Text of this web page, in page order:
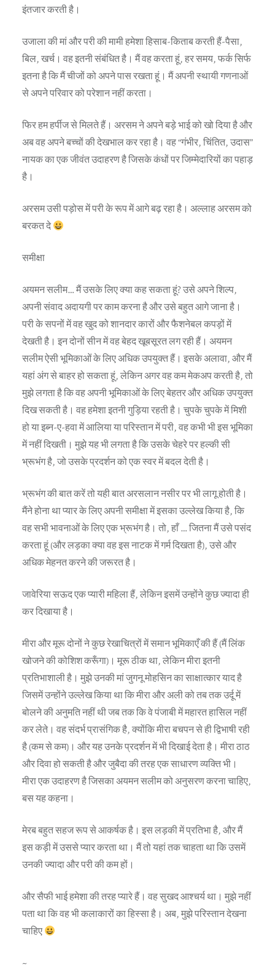
इंतजार करती है।
उजाला की मां और परी की मामी हमेशा हिसाब-किताब करती हैं-पैसा,
बिल, खर्च। वह इतनी संबंधित है। मैं वह करता हूं, हर समय, फर्क सिर्फ
इतना है कि मैं चीजों को अपने पास रखता हूं। मैं अपनी स्थायी गणनाओं
से अपने परिवार को परेशान नहीं करता।
फिर हम हर्पीज से मिलते हैं। अरसम ने अपने बड़े भाई को खो दिया है और
अब वह अपने बच्चों की देखभाल कर रहा है। वह “गंभीर, चिंतित, उदास”
नायक का एक जीवंत उदाहरण है जिसके कंधों पर जिम्मेदारियों का पहाड़
है।
अरसम उसी पड़ोस में परी के रूप में आगे बढ़ रहा है। अल्लाह अरसम को
बरकत दे
समीक्षा
अयमन सलीम… मैं उसके लिए क्या कह सकता हूं? उसे अपने शिल्प,
अपनी संवाद अदायगी पर काम करना है और उसे बहुत आगे जाना है।
परी के सपनों में वह खुद को शानदार कारों और फैशनेबल कपड़ों में
देखती है। इन दोनों सीन में वह बेहद खूबसूरत लग रही हैं। अयमन
सलीम ऐसी भूमिकाओं के लिए अधिक उपयुक्त हैं। इसके अलावा, और मैं
यहां अंग से बाहर हो सकता हूं, लेकिन अगर वह कम मेकअप करती है, तो
मुझे लगता है कि वह अपनी भूमिकाओं के लिए बेहतर और अधिक उपयुक्त
दिख सकती है। वह हमेशा इतनी गुड़िया रहती है। चुपके चुपके में मिशी
हो या इब्न-ए-हवा में आलिया या परिस्तान में परी, वह कभी भी इस भूमिका
में नहीं दिखती। मुझे यह भी लगता है कि उसके चेहरे पर हल्की सी
भ्रूभंग है, जो उसके प्रदर्शन को एक स्वर में बदल देती है।
भ्रूभंग की बात करें तो यही बात अरसलान नसीर पर भी लागू होती है।
मैंने होना था प्यार के लिए अपनी समीक्षा में इसका उल्लेख किया है, कि
वह सभी भावनाओं के लिए एक भ्रूभंग है। तो, हाँ … जितना मैं उसे पसंद
करता हूं (और लड़का क्या वह इस नाटक में गर्म दिखता है), उसे और
अधिक मेहनत करने की जरूरत है।
जावेरिया सऊद एक प्यारी महिला हैं, लेकिन इसमें उन्होंने कुछ ज्यादा ही
कर दिखाया है।
मीरा और मूरू दोनों ने कुछ रेखाचित्रों में समान भूमिकाएँ की हैं (मैं लिंक
खोजने की कोशिश करूँगा)। मूरू ठीक था, लेकिन मीरा इतनी
प्रतिभाशाली है। मुझे उनकी मां जुगनू मोहसिन का साक्षात्कार याद है
जिसमें उन्होंने उल्लेख किया था कि मीरा और अली को तब तक उर्दू में
बोलने की अनुमति नहीं थी जब तक कि वे पंजाबी में महारत हासिल नहीं
कर लेते। वह संदर्भ प्रासंगिक है, क्योंकि मीरा बचपन से ही द्विभाषी रही
है (कम से कम)। और यह उनके प्रदर्शन में भी दिखाई देता है। मीरा ठाठ
और दिवा हो सकती है और जुबैदा की तरह एक साधारण व्यक्ति भी।
मीरा एक उदाहरण है जिसका अयमन सलीम को अनुसरण करना चाहिए,
बस यह कहना।
मेरब बहुत सहज रूप से आकर्षक है। इस लड़की में प्रतिभा है, और मैं
इस कड़ी में उससे प्यार करता था। मैं तो यहां तक ​​चाहता था कि उसमें
उनकी ज्यादा और परी की कम हों।
और सैफी भाई हमेशा की तरह प्यारे हैं। वह सुखद आश्चर्य था। मुझे नहीं
पता था कि वह भी कलाकारों का हिस्सा है। अब, मुझे परिस्तान देखना
चाहिए
~